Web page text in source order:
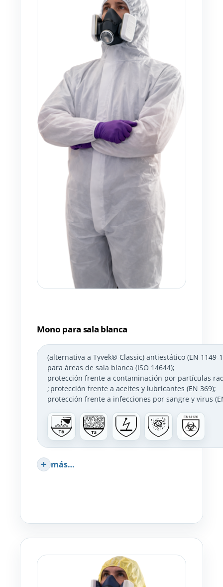
Mono para sala blanca
(alternativa a Tyvek® Classic) antiestático (EN 1149-
para áreas de sala blanca (ISO 14644);
protección frente a contaminación por partículas
; protección frente a aceites y lubricantes (EN 369);
protección frente a infecciones por sangre y virus
más…